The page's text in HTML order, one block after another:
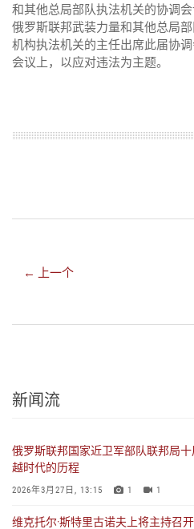
和其他总局部队执法机关的协调会
俄罗斯联邦武装力量和其他总局
机构执法机关的主任出席此届协调
会议上，以应对违法为主题。
← 上一个
新闻流
俄罗斯联邦国家近卫军部队联邦局
越时代的历程
2026年3月27日, 13:15 1 1
维克托尔·斯特里古诺夫上将主持召